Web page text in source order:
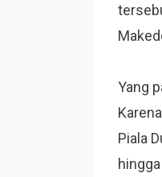
Yang
Piala